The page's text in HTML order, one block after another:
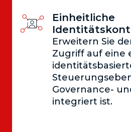
Einheitliche
Erweitern Sie
Zugriff auf eine
Governance-
integriert ist.